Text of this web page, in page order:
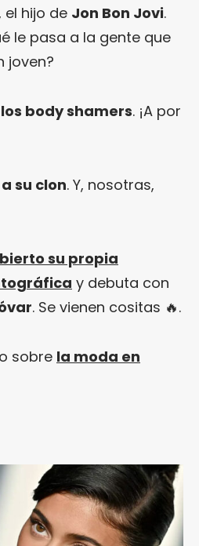
el hijo de Jon Bon Jovi.
le pasa a la gente que
joven?
body shamers. ¡A por
su clon. Y, nosotras,
su propia
y debuta con
. Se vienen cositas 🔥.
sobre la moda en